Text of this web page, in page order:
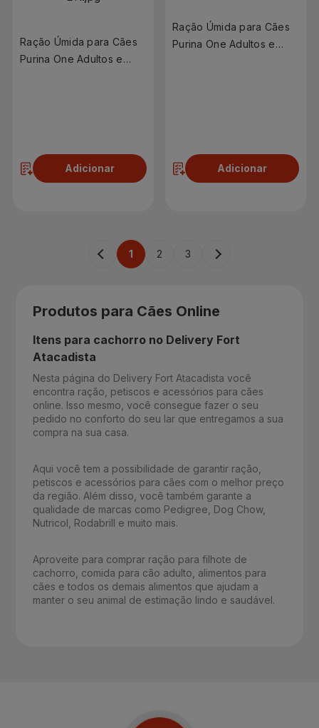
Ração Úmida para Cães
Purina One Adultos e
Adicionar
Ração Úmida para Cães
Purina One Adultos e
Adicionar
1 2 3
Produtos para Cães Online
Itens para cachorro no Delivery Fort
Atacadista
Nesta página do Delivery Fort Atacadista você
encontra ração, petiscos e acessórios para cães
online. Isso mesmo, você consegue fazer o seu
pedido no conforto do seu lar que entregamos a sua
compra na sua casa.
Aqui você tem a possibilidade de garantir ração,
petiscos e acessórios para cães com o melhor preço
da região. Além disso, você também garante a
qualidade de marcas como Pedigree, Dog Chow,
Nutricol, Rodabrill e muito mais.
Aproveite para comprar ração para filhote de
cachorro, comida para cão adulto, alimentos para
cães e todos os demais alimentos que ajudam a
manter o seu animal de estimação lindo e saudável.